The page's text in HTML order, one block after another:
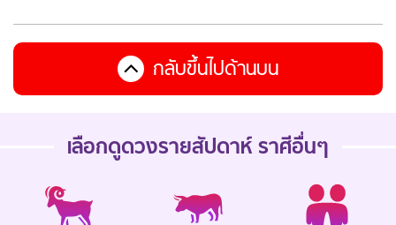
กลับขึ้นไปด้านบน
เลือกดูดวงรายสัปดาห์ ราศีอื่นๆ